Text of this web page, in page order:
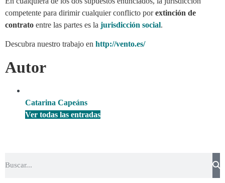
competente para dirimir cualquier conflicto porextinción de
contrato entre las partes es la jurisdicción social.
Descubra nuestro trabajo en http://vento.es/
Autor
Catarina Capeáns
Ver todas las entradas